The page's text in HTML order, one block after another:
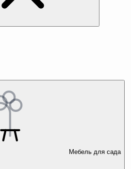
Мебель для сада